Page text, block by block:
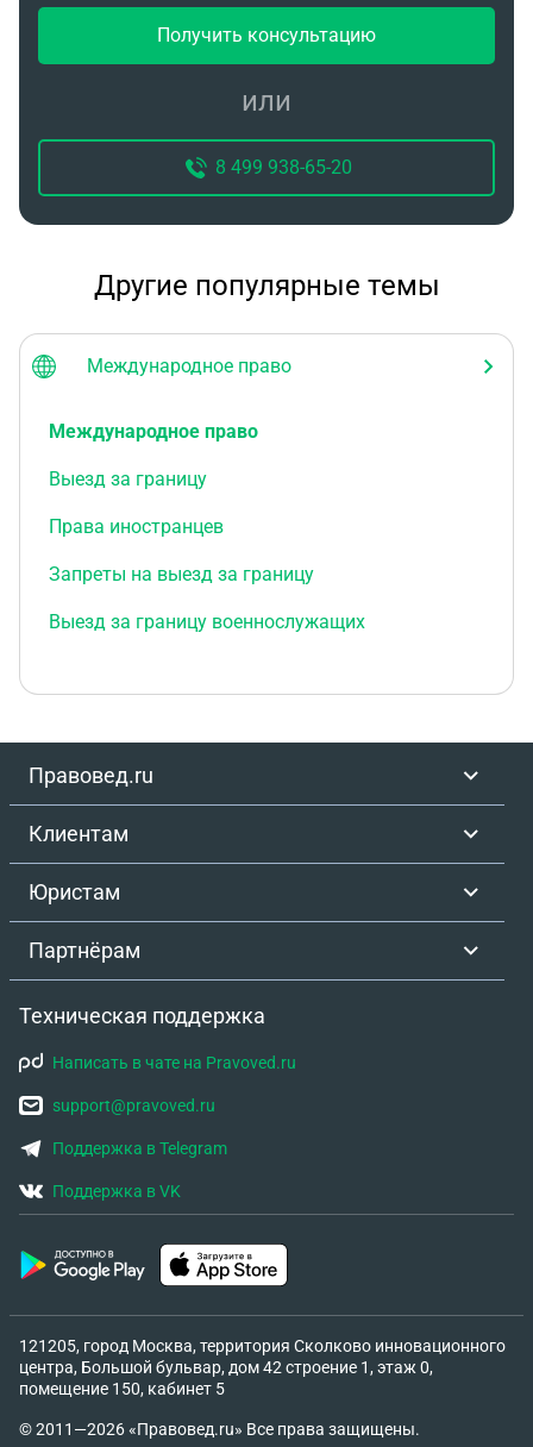
Получить консультацию
или
8 499 938-65-20
Другие популярные темы
Международное право
Международное право
Выезд за границу
Права иностранцев
Запреты на выезд за границу
Выезд за границу военнослужащих
Правовед.ru
Клиентам
Юристам
Партнёрам
Техническая поддержка
Написать в чате на Pravoved.ru
support@pravoved.ru
Поддержка в Telegram
Поддержка в VK
121205, город Москва, территория Сколково инновационного
центра, Большой бульвар, дом 42 строение 1, этаж 0,
помещение 150, кабинет 5
© 2011—2026 «Правовед.ru» Все права защищены.